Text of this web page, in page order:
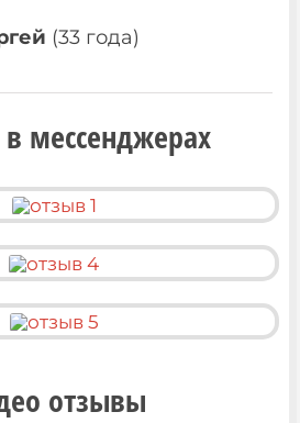
(33 года)
мессенджерах
отзывы